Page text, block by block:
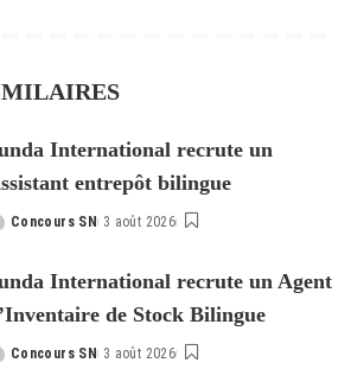
International recrute un
entrepôt bilingue
Concours SN 3 août 2026
International recrute un Agent
de Stock Bilingue
Concours SN 3 août 2026